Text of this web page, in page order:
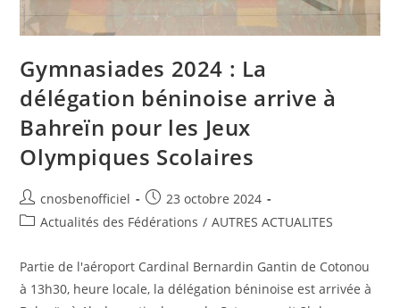
Gymnasiades 2024 : La
délégation béninoise arrive à
Bahreïn pour les Jeux
Olympiques Scolaires
cnosbenofficiel
23 octobre 2024
Actualités des Fédérations / AUTRES ACTUALITES
Partie de l'aéroport Cardinal Bernardin Gantin de Cotonou
à 13h30, heure locale, la délégation béninoise est arrivée à